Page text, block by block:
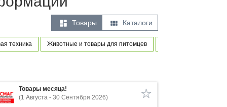
 Товары  Каталоги
техника Животные и товары для питомцев
Товары месяца!
(1 Августа - 30 Сентября 2026)